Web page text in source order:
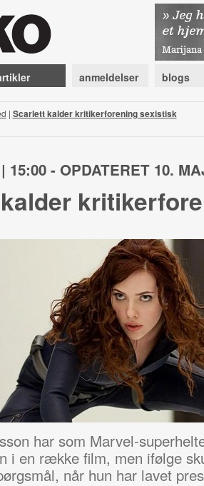
anmeldelser blogs
| Scarlett kalder kritikerforening sexistisk
15:00 - OPDATERET 10.
har som Marvel-
i en række film, men ifølge
når hun har lavet